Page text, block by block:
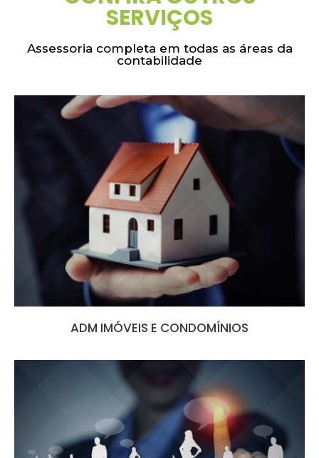
SERVIÇOS
Assessoria completa em todas as áreas da
contabilidade
ADM IMÓVEIS E CONDOMÍNIOS